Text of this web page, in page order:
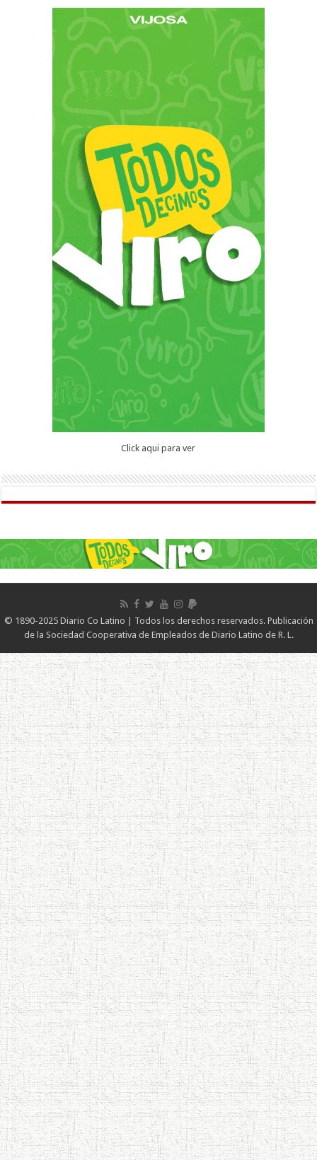
Click aqui para ver
© 1890-2025 Diario Co Latino | Todos los derechos reservados. Publicación
de la Sociedad Cooperativa de Empleados de Diario Latino de R. L.